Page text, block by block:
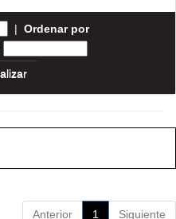
| Ordenar por
Anterior 1 Siguiente